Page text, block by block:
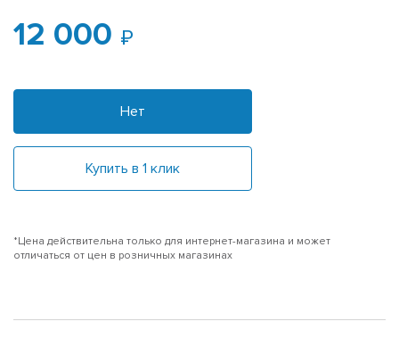
12 000
Нет
Купить в 1 клик
*Цена действительна только для интернет-магазина и может
отличаться от цен в розничных магазинах